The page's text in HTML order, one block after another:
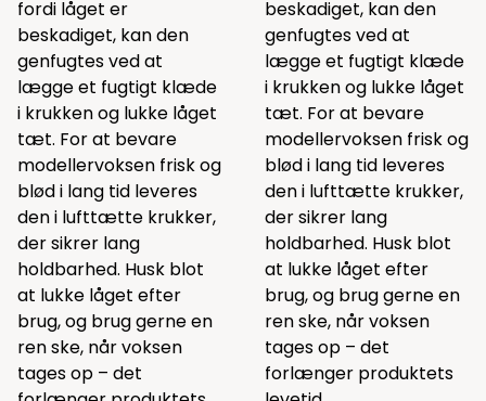
fordi låget er
beskadiget, kan den
genfugtes ved at
lægge et fugtigt klæde
i krukken og lukke låget
tæt. For at bevare
modellervoksen frisk og
blød i lang tid leveres
den i lufttætte krukker,
der sikrer lang
holdbarhed. Husk blot
at lukke låget efter
brug, og brug gerne en
ren ske, når voksen
tages op – det
beskadiget, kan den
genfugtes ved at
lægge et fugtigt klæde
i krukken og lukke låget
tæt. For at bevare
modellervoksen frisk og
blød i lang tid leveres
den i lufttætte krukker,
der sikrer lang
holdbarhed. Husk blot
at lukke låget efter
brug, og brug gerne en
ren ske, når voksen
tages op – det
forlænger produktets